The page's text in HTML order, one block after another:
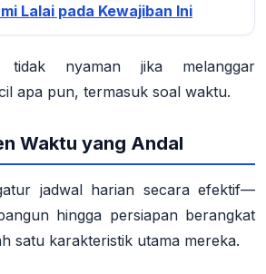
Lalai pada Kewajiban Ini
tidak nyaman jika melanggar
apa pun, termasuk soal waktu.
Waktu yang Andal
jadwal harian secara efektif—
hingga persiapan berangkat
satu karakteristik utama mereka.